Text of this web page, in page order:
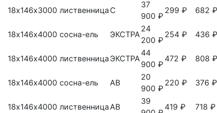
18х146х3000 лиственница С
37
900 ₽
299 ₽ 682 ₽
18х146х4000 сосна-ель ЭКСТРА
24
200 ₽
254 ₽ 436 ₽
18х146х4000 лиственница ЭКСТРА
44
900 ₽
472 ₽ 808 ₽
18х146х4000 сосна-ель АВ
20
900 ₽
220 ₽ 376 ₽
18х146х4000 лиственница АВ
39
419 ₽ 718 ₽